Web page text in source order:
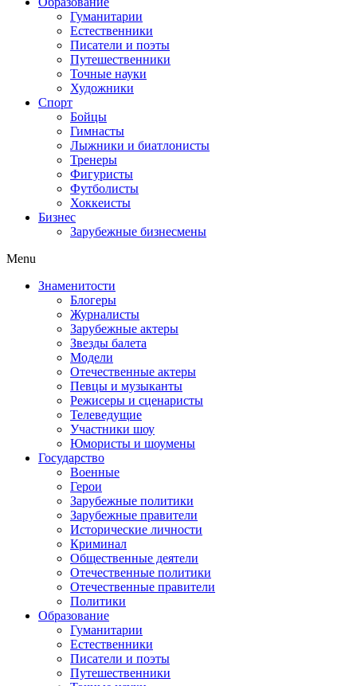
Гуманитарии
Естественники
Писатели и поэты
Путешественники
Точные науки
Художники
Спорт
Бойцы
Гимнасты
Лыжники и биатлонисты
Тренеры
Фигуристы
Футболисты
Хоккеисты
Бизнес
Зарубежные бизнесмены
Menu
Знаменитости
Блогеры
Журналисты
Зарубежные актеры
Звезды балета
Модели
Отечественные актеры
Певцы и музыканты
Режисеры и сценаристы
Телеведущие
Участники шоу
Юмористы и шоумены
Государство
Военные
Герои
Зарубежные политики
Зарубежные правители
Исторические личности
Криминал
Общественные деятели
Отечественные политики
Отечественные правители
Политики
Образование
Гуманитарии
Естественники
Писатели и поэты
Путешественники